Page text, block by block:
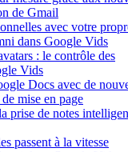
de Gmail
avec votre
dans Google Vids
: le contrôle des
Vids
Docs avec de
mise en page
prise de notes
passent à la vitesse